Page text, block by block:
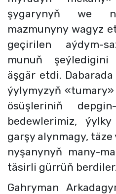
şygarynyň we
mazmunyny wagyz
geçirilen aýdym-
munuň
äşgär etdi.
ýylymyzyň
ösüşleriniň
bedewlerimiz,
garşy alynmagy,
nyşanynyň many-
täsirli gürrüň berdiler.
Gahryman